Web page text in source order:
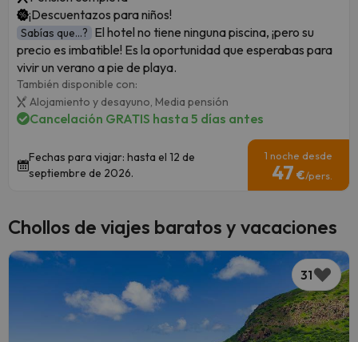
¡Descuentazos para niños!
Sabías que...? El hotel no tiene ninguna piscina, ¡pero su
precio es imbatible! Es la oportunidad que esperabas para
vivir un verano a pie de playa.
También disponible con:
Alojamiento y desayuno, Media pensión
Cancelación GRATIS hasta 5 días antes
Fechas para viajar: hasta el 12 de
septiembre de 2026.
1 noche desde
47 €/pers.
Chollos de viajes baratos y vacaciones
31